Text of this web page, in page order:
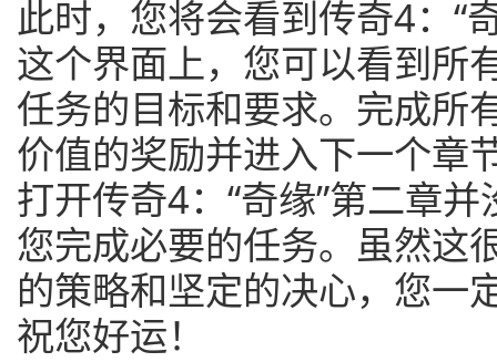
此时，您将会看到传奇4：“
这个界面上，您可以看到所
任务的目标和要求。完成所
价值的奖励并进入下一个章
打开传奇4：“奇缘”第二章
您完成必要的任务。虽然这
的策略和坚定的决心，您一
祝您好运！